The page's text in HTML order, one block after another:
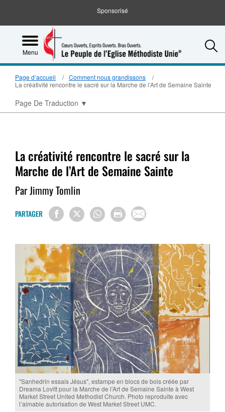
Sponsorisé
Menu
Page d’accueil
Comment nous grandissons
La créativité rencontre le sacré sur la Marche de l’Art de Semaine Sainte
Page De Traduction ▼
La créativité rencontre le sacré sur la
Marche de l’Art de Semaine Sainte
Par Jimmy Tomlin
PARTAGER
"Sanhedrin essais Jésus", estampe en blocs de bois créée par
Dreama Lovitt pour la Marche de l’Art de Semaine Sainte à West
Market Street United Methodist Church. Photo reproduite avec
l’aimable autorisation de West Market Street UMC.